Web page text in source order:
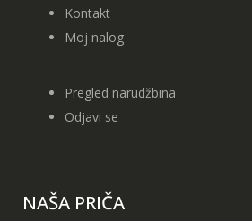
Kontakt
Moj nalog
Pregled narudžbina
Odjavi se
NAŠA PRIČA